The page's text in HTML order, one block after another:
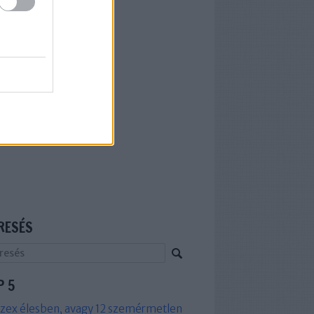
5
élesben, avagy 12 szemérmetlen